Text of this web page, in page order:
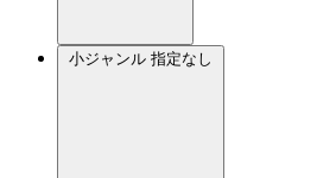
小ジャンル 指定なし